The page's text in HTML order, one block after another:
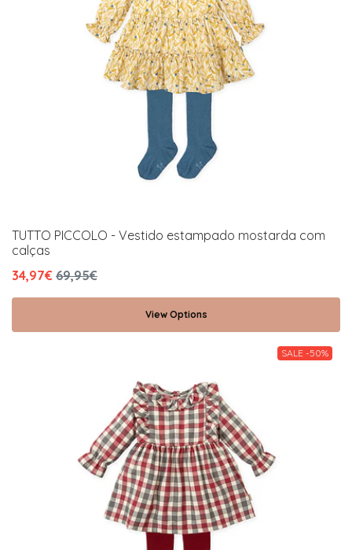
TUTTO PICCOLO - Vestido estampado mostarda com
calças
34,97€ 69,95€
View Options
SALE -50%